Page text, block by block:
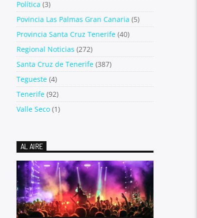
Política (3)
Povincia Las Palmas Gran Canaria (5)
Provincia Santa Cruz Tenerife(40)
Regional Noticias (272)
Santa Cruz de Tenerife(387)
Tegueste(4)
Tenerife(92)
Valle Seco(1)
AL AIRE